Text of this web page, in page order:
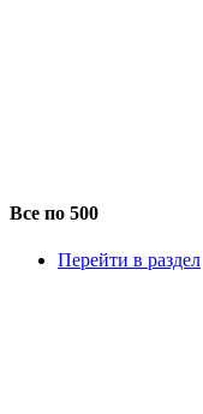
Все по 500
Перейти в раздел